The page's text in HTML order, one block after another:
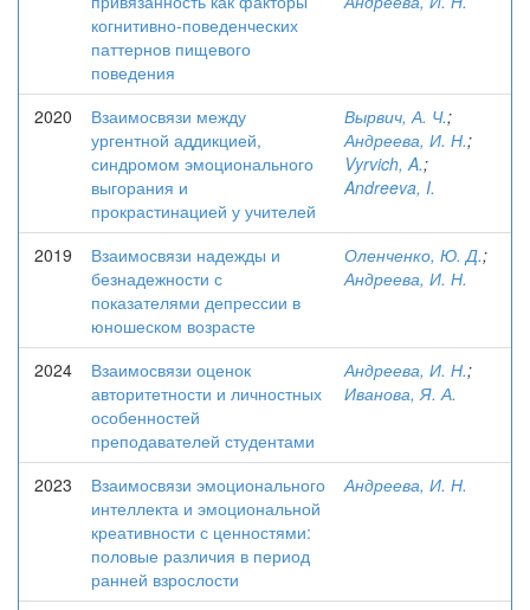
когнитивно-поведенческих
паттернов пищевого
поведения
2020
Взаимосвязи между
ургентной аддикцией,
синдромом эмоционального
выгорания и
прокрастинацией у учителей
Вырвич, А. Ч.;
Андреева, И. Н.;
Vyrvich, A.;
Andreeva, I.
2019
Взаимосвязи надежды и
безнадежности с
показателями депрессии в
юношеском возрасте
Оленченко, Ю. Д.;
Андреева, И. Н.
2024
Взаимосвязи оценок
авторитетности и личностных
особенностей
преподавателей студентами
Андреева, И. Н.;
Иванова, Я. А.
2023
Взаимосвязи эмоционального
интеллекта и эмоциональной
креативности с ценностями:
половые различия в период
ранней взрослости
Андреева, И. Н.